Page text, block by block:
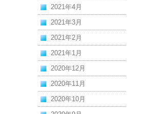
2021年4月
2021年3月
2021年2月
2021年1月
2020年12月
2020年11月
2020年10月